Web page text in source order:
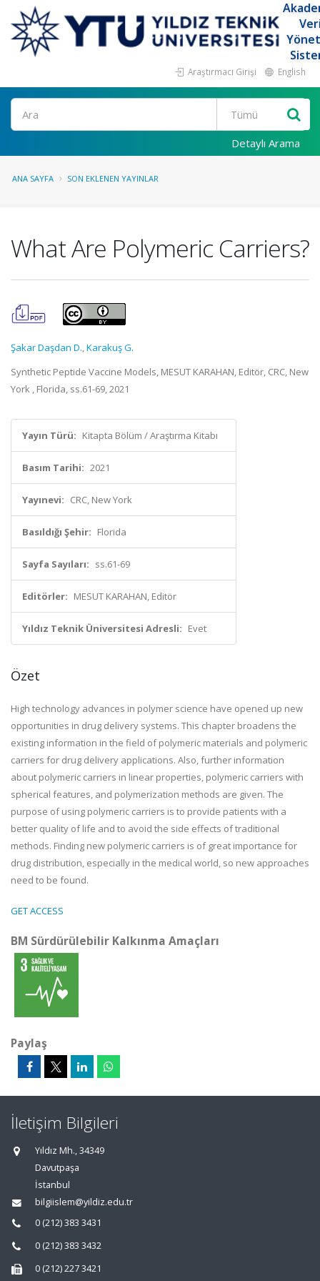
Araştırmacı Girişi English
Ara
Detaylı Arama
ANA SAYFA SON EKLENEN YAYINLAR
What Are Polymeric Carriers?
Şakar Daşdan D.,Karakuş G.
Synthetic Peptide Vaccine Models, MESUT KARAHAN, Editör, CRC, New
York , Florida, ss.61-69, 2021
Yayın Türü: Kitapta Bölüm / Araştırma Kitabı
Basım Tarihi: 2021
Yayınevi: CRC, New York
Basıldığı Şehir: Florida
Sayfa Sayıları: ss.61-69
Editörler: MESUT KARAHAN, Editör
Yıldız Teknik Üniversitesi Adresli: Evet
Özet
High technology advances in polymer science have opened up new
opportunities in drug delivery systems. This chapter broadens the
existing information in the field of polymeric materials and polymeric
carriers for drug delivery applications. Also, further information
about polymeric carriers in linear properties, polymeric carriers with
spherical features, and polymerization methods are given. The
purpose of using polymeric carriers is to provide patients with a
better quality of life and to avoid the side effects of traditional
methods. Finding new polymeric carriers is of great importance for
drug distribution, especially in the medical world, so new approaches
need to be found.
GET ACCESS
BM Sürdürülebilir Kalkınma Amaçları
Paylaş
İletişim Bilgileri
Yıldız Mh., 34349
Davutpaşa
İstanbul
bilgiislem@yildiz.edu.tr
0 (212) 383 3431
0 (212) 383 3432
0 (212) 227 3421